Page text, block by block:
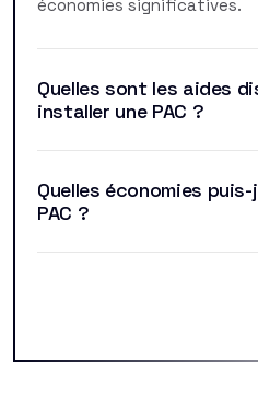
économies significatives.
Quelles sont les aides
installer une PAC ?
Quelles économies
PAC ?